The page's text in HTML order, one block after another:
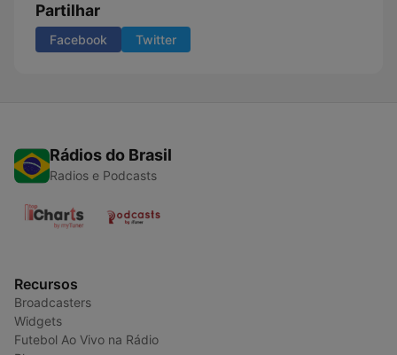
Partilhar
Facebook Twitter
Rádios do Brasil
Radios e Podcasts
Recursos
Broadcasters
Widgets
Futebol Ao Vivo na Rádio